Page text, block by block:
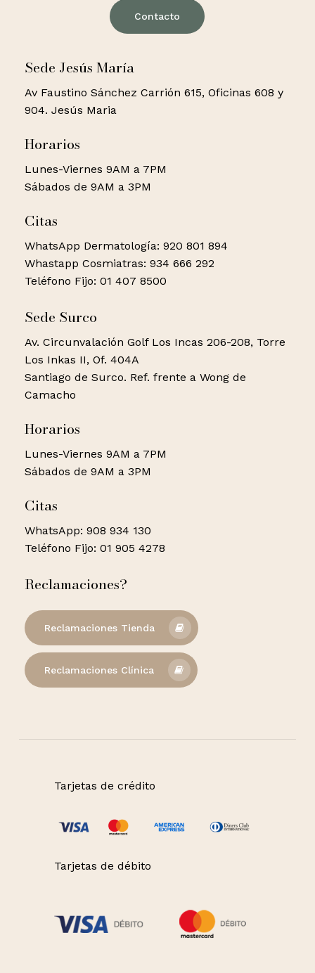
Contacto
Sede Jesús María
Av Faustino Sánchez Carrión 615, Oficinas 608 y
904. Jesús Maria
Horarios
Lunes-Viernes 9AM a 7PM
Sábados de 9AM a 3PM
Citas
WhatsApp Dermatología: 920 801 894
Whastapp Cosmiatras: 934 666 292
Teléfono Fijo: 01 407 8500
Sede Surco
Av. Circunvalación Golf Los Incas 206-208, Torre
Los Inkas II, Of. 404A
Santiago de Surco. Ref. frente a Wong de
Camacho
Horarios
Lunes-Viernes 9AM a 7PM
Sábados de 9AM a 3PM
Citas
WhatsApp: 908 934 130
Teléfono Fijo: 01 905 4278
Reclamaciones?
Reclamaciones Tienda
Reclamaciones Clínica
Tarjetas de crédito
Tarjetas de débito